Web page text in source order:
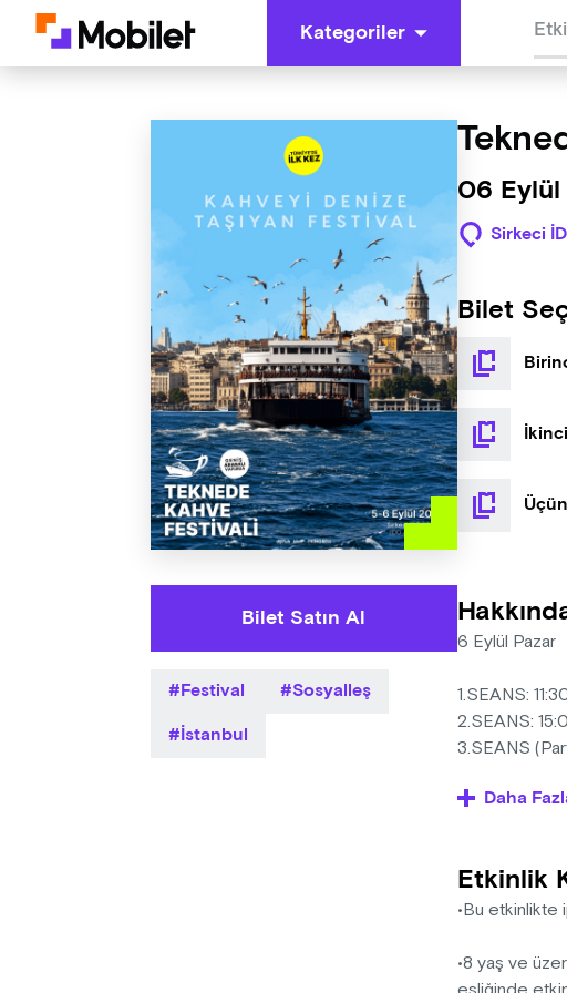
Kategoriler
Bilet Satın Al
Festival
Sosyalleş
İstanbul
06 Eylül
Sirkeci
Bilet
6 Eylül Pazar
1.SEANS:
2.SEANS:
3.SEANS
Dünyanın
özel kahve
5-6 Eylül
Daha
Etkinlik
•Bu etkinlikte
•8 yaş ve